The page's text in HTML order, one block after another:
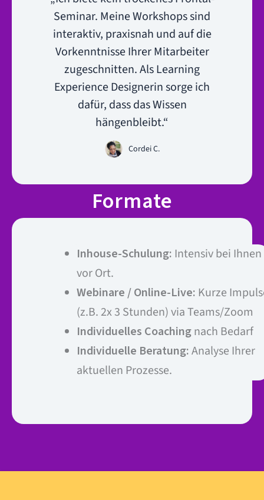
Seminar. Meine Workshops sind
interaktiv, praxisnah und auf die
Vorkenntnisse Ihrer Mitarbeiter
zugeschnitten. Als Learning
Experience Designerin sorge ich
dafür, dass das Wissen
hängenbleibt.“
Cordei C.
Formate
Inhouse-Schulung: Intensiv bei Ihnen
vor Ort.
Webinare / Online-Live: Kurze
(z.B. 2x 3 Stunden) via Teams/Zoom
Individuelles Coachingnach Bedarf
Individuelle Beratung:Analyse Ihrer
aktuellen Prozesse.